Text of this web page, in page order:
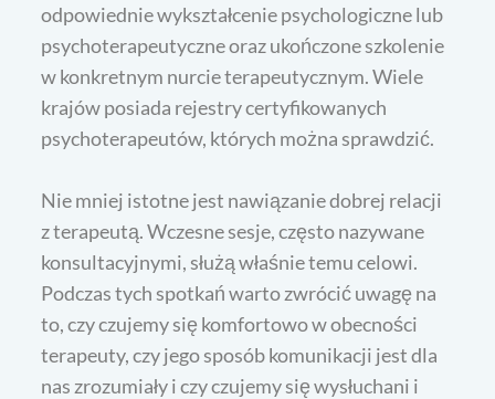
odpowiednie wykształcenie psychologiczne lub
psychoterapeutyczne oraz ukończone szkolenie
w konkretnym nurcie terapeutycznym. Wiele
krajów posiada rejestry certyfikowanych
psychoterapeutów, których można sprawdzić.
Nie mniej istotne jest nawiązanie dobrej relacji
z terapeutą. Wczesne sesje, często nazywane
konsultacyjnymi, służą właśnie temu celowi.
Podczas tych spotkań warto zwrócić uwagę na
to, czy czujemy się komfortowo w obecności
terapeuty, czy jego sposób komunikacji jest dla
nas zrozumiały i czy czujemy się wysłuchani i